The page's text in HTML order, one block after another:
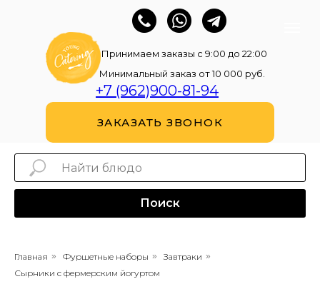
ЗАКАЗАТЬ ЗВОНОК
Принимаем заказы с 9:00 до 22:00
+7 (962)900-81-94
Минимальный заказ от 10 000 руб.
Поиск
Главная » Фуршетные наборы » Завтраки »
Сырники с фермерским йогуртом